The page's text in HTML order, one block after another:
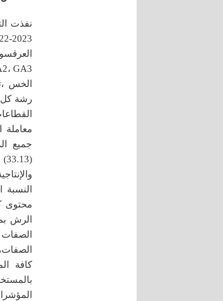
نفذت
رشة كل
جميع
والإنتاجية(3000)
كافة